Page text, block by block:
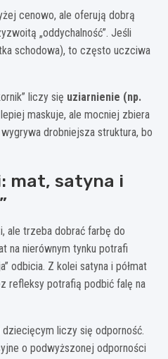
cenowo, ale oferują dobrą
„oddychalność”. Jeśli
schodowa), to często uczciwa
liczy się uziarnienie (np.
maskuje, ale mocniej zbiera
drobniejsza struktura, bo
mat, satyna i
ale trzeba dobrać farbę do
na nierównym tynku potrafi
odbicia. Z kolei satyna i półmat
refleksy potrafią podbić falę na
liczy się odporność.
o podwyższonej odporności